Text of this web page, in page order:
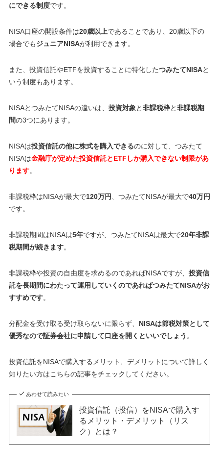
にできる制度です。
NISA口座の開設条件は20歳以上であることであり、20歳以下の
場合でもジュニアNISAが利用できます。
また、投資信託やETFを投資することに特化したつみたてNISAと
いう制度もあります。
NISAとつみたてNISAの違いは、 投資対象と非課税枠と非課税期
間の3つにあります。
NISAは投資信託の他に株式を購入できるのに対して、つみたて
NISAは金融庁が定めた投資信託とETFしか購入できない制限があ
ります。
非課税枠はNISAが最大で120万円 、つみたてNISAが最大で40万円
です。
非課税期間はNISAは5年ですが、つみたてNISAは最大で20年非課
税期間が続きます。
非課税枠や投資の自由度を求めるのであればNISAですが、 投資信
託を長期間にわたって運用していくのであればつみたてNISAがお
すすめです。
分配金を受け取る受け取らないに限らず、 NISAは節税対策として
優秀なので証券会社に申請して口座を開くといいでしょう 。
投資信託をNISAで購入するメリット、デメリットについて詳しく
知りたい方はこちらの記事をチェックしてください。
あわせて読みたい
投資信託（投信）をNISAで購入す
るメリット・デメリット（リス
ク）とは？